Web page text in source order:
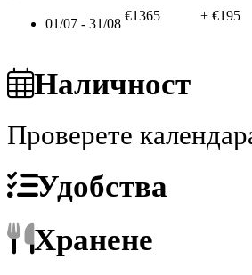
01/07 - 31/08
€1365 + €195
Наличност
Проверете
Удобства
Хранене